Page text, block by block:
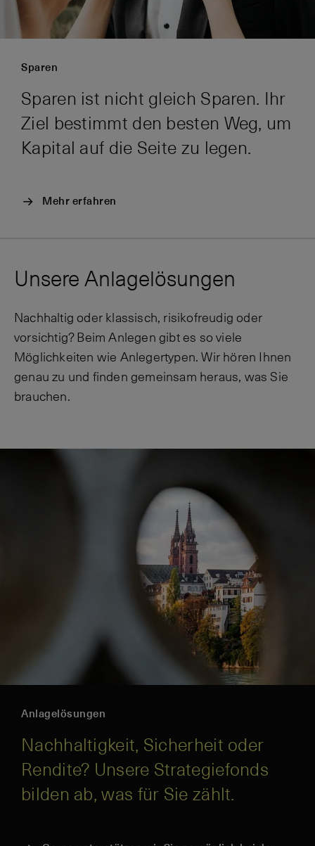
Sparen
Sparen ist nicht gleich Sparen. Ihr
Ziel bestimmt den besten Weg, um
Kapital auf die Seite zu legen.
Mehr erfahren
Unsere Anlagelösungen
Nachhaltig oder klassisch, risikofreudig oder
vorsichtig? Beim Anlegen gibt es so viele
Möglichkeiten wie Anlegertypen. Wir hören Ihnen
genau zu und finden gemeinsam heraus, was Sie
brauchen.
Anlagelösungen
Nachhaltigkeit, Sicherheit oder
Rendite? Unsere Strategiefonds
bilden ab, was für Sie zählt.